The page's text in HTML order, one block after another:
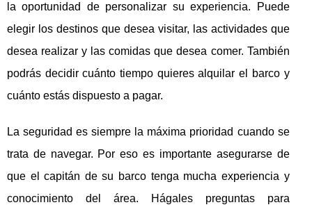
la oportunidad de personalizar su experiencia. Puede
elegir los destinos que desea visitar, las actividades que
desea realizar y las comidas que desea comer. También
podrás decidir cuánto tiempo quieres alquilar el barco y
cuánto estás dispuesto a pagar.
La seguridad es siempre la máxima prioridad cuando se
trata de navegar. Por eso es importante asegurarse de
que el capitán de su barco tenga mucha experiencia y
conocimiento del área. Hágales preguntas para